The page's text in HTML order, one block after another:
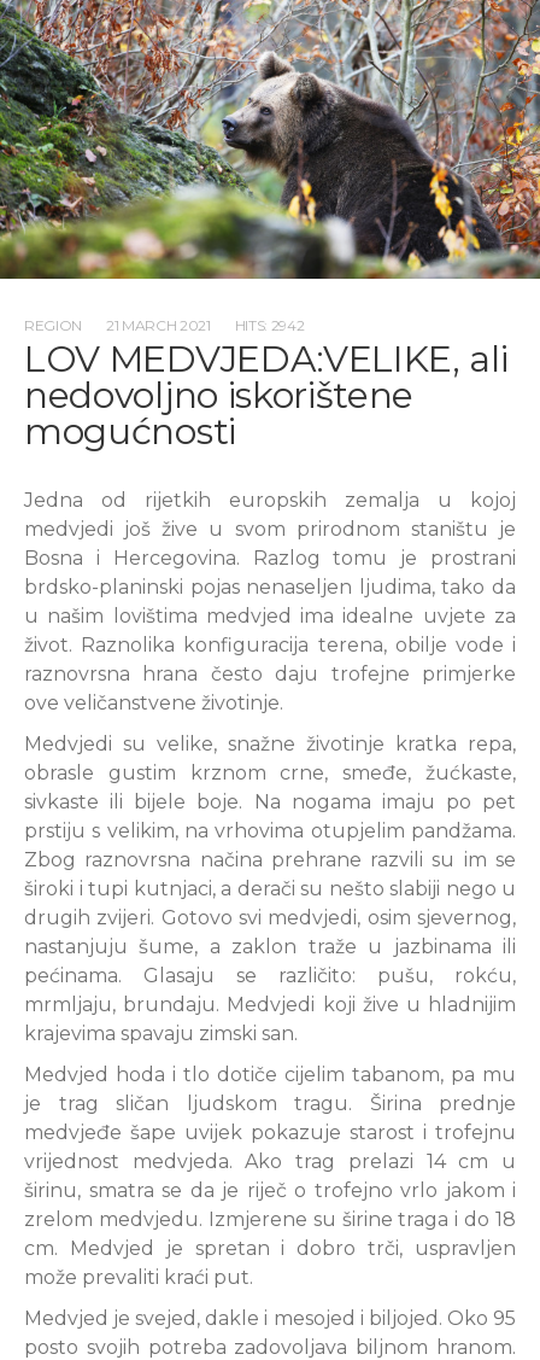
REGION 21 MARCH 2021 HITS: 2942
LOV MEDVJEDA:VELIKE, ali
nedovoljno iskorištene
mogućnosti
Jedna od rijetkih europskih zemalja u kojoj
medvjedi još žive u svom prirodnom staništu je
Bosna i Hercegovina. Razlog tomu je prostrani
brdsko-planinski pojas nenaseljen ljudima, tako da
u našim lovištima medvjed ima idealne uvjete za
život. Raznolika konfiguracija terena, obilje vode i
raznovrsna hrana često daju trofejne primjerke
ove veličanstvene životinje.
Medvjedi su velike, snažne životinje kratka repa,
obrasle gustim krznom crne, smeđe, žućkaste,
sivkaste ili bijele boje. Na nogama imaju po pet
prstiju s velikim, na vrhovima otupjelim pandžama.
Zbog raznovrsna načina prehrane razvili su im se
široki i tupi kutnjaci, a derači su nešto slabiji nego u
drugih zvijeri. Gotovo svi medvjedi, osim sjevernog,
nastanjuju šume, a zaklon traže u jazbinama ili
pećinama. Glasaju se različito: pušu, rokću,
mrmljaju, brundaju. Medvjedi koji žive u hladnijim
krajevima spavaju zimski san.
Medvjed hoda i tlo dotiče cijelim tabanom, pa mu
je trag sličan ljudskom tragu. Širina prednje
medvjeđe šape uvijek pokazuje starost i trofejnu
vrijednost medvjeda. Ako trag prelazi 14 cm u
širinu, smatra se da je riječ o trofejno vrlo jakom i
zrelom medvjedu. Izmjerene su širine traga i do 18
cm. Medvjed je spretan i dobro trči, uspravljen
može prevaliti kraći put.
Medvjed je svejed, dakle i mesojed i biljojed. Oko 95
posto svojih potreba zadovoljava biljnom hranom.